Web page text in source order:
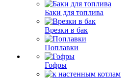
Баки для топлива
Врезки в бак
Поплавки
Гофры